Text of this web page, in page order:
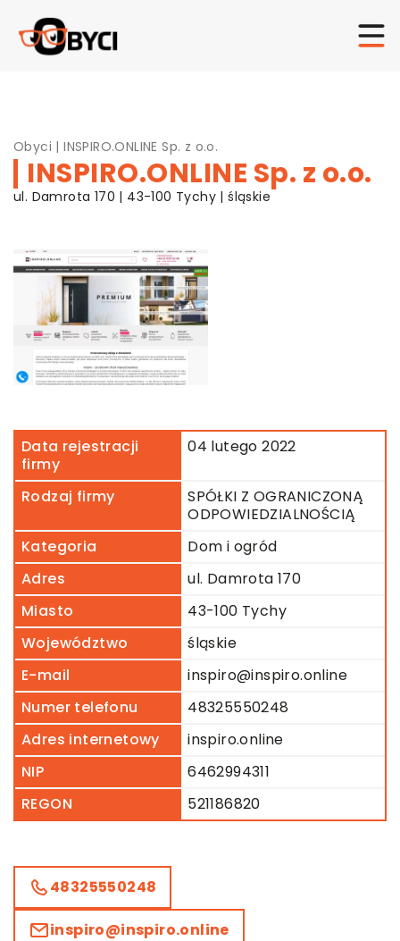
Obyci |INSPIRO.ONLINE Sp. z o.o.
INSPIRO.ONLINE Sp. z o.o.
ul. Damrota 170 | 43-100 Tychy | śląskie
Data rejestracji
firmy
04 lutego 2022
Rodzaj firmy
SPÓŁKI Z OGRANICZONĄ
ODPOWIEDZIALNOŚCIĄ
Kategoria
Dom i ogród
Adres
ul. Damrota 170
Miasto
43-100 Tychy
Województwo
śląskie
E-mail
inspiro@inspiro.online
Numer telefonu
48325550248
Adres internetowy
inspiro.online
NIP
6462994311
REGON
521186820
48325550248
inspiro@inspiro.online